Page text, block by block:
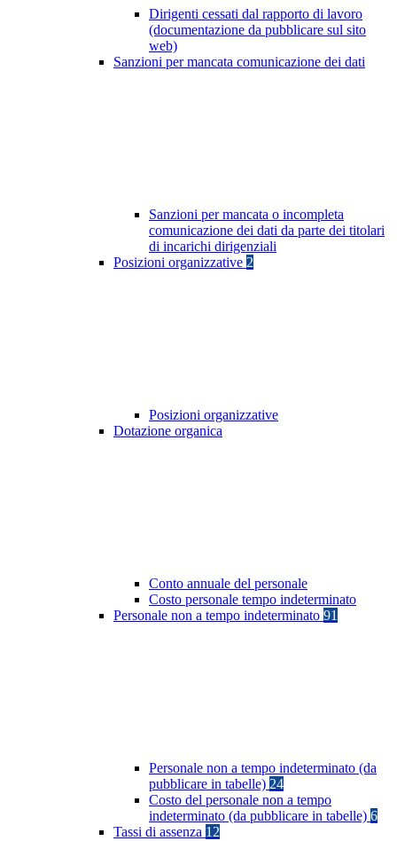
Dirigenti cessati dal rapporto di lavoro
(documentazione da pubblicare sul sito
web)
Sanzioni per mancata comunicazione dei dati
Sanzioni per mancata o incompleta
comunicazione dei dati da parte dei titolari
di incarichi dirigenziali
Posizioni organizzative 2
Posizioni organizzative
Dotazione organica
Conto annuale del personale
Costo personale tempo indeterminato
Personale non a tempo indeterminato 91
Personale non a tempo indeterminato (da
pubblicare in tabelle) 24
Costo del personale non a tempo
indeterminato (da pubblicare in tabelle) 6
Tassi di assenza 12